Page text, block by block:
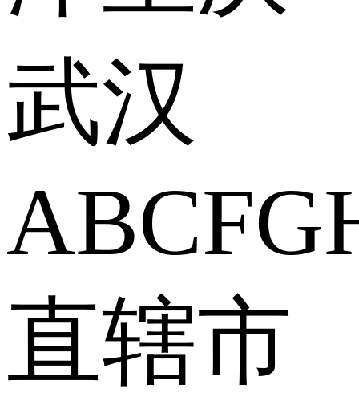
武汉
ABCFG
直辖市